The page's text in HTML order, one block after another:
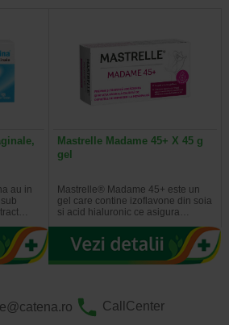
au in
Mastrelle Madame 45+ X 45 g
gel
Mastrelle® Madame 45+ este un
gel care contine izoflavone din soia
si acid hialuronic ce asigura…
CallCenter